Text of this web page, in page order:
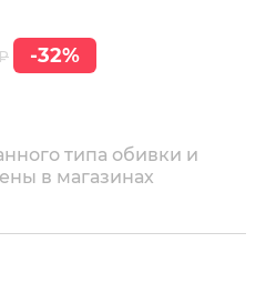
-32%
типа обивки и
в магазинах